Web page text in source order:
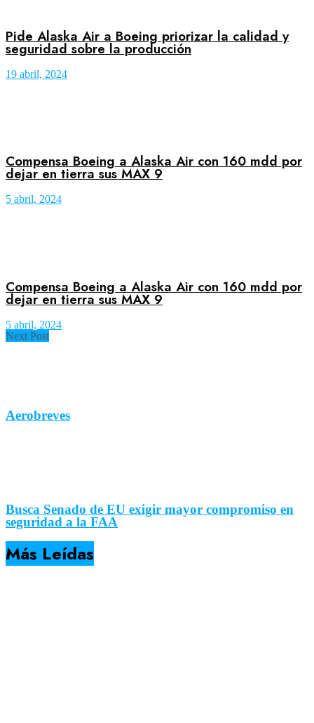
Pide Alaska Air a Boeing priorizar la calidad y
seguridad sobre la producción
19 abril, 2024
Compensa Boeing a Alaska Air con 160 mdd por
dejar en tierra sus MAX 9
5 abril, 2024
Compensa Boeing a Alaska Air con 160 mdd por
dejar en tierra sus MAX 9
5 abril, 2024
Next Post
Aerobreves
Busca Senado de EU exigir mayor compromiso en
seguridad a la FAA
Más Leídas